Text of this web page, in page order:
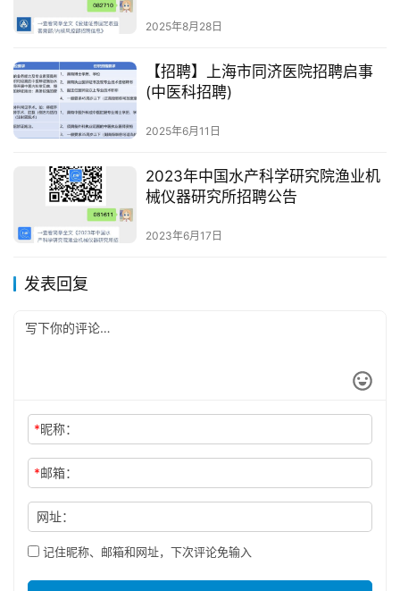
2025年8月28日
【招聘】上海市同济医院招聘启事
(中医科招聘)
2025年6月11日
2023年中国水产科学研究院渔业机
械仪器研究所招聘公告
2023年6月17日
发表回复
*昵称：
*邮箱：
网址：
记住昵称、邮箱和网址，下次评论免输入